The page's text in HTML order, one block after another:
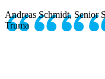
Andreas Schmidt, Senior
Truma